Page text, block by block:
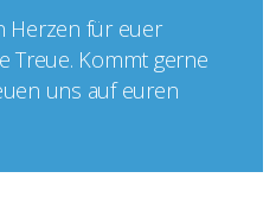
Herzen für euer
Treue. Kommt gerne
uns auf euren